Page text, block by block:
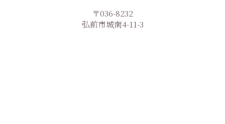
〒036-8232
弘前市城南4-11-3